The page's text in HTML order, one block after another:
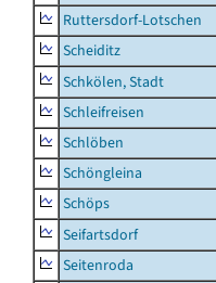
Ruttersdorf-Lotschen
Scheiditz
Schkölen, Stadt
Schleifreisen
Schlöben
Schöngleina
Schöps
Seifartsdorf
Seitenroda